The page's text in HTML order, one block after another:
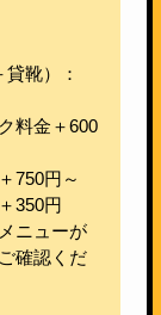
靴）：
料金＋600
750円～
350円
ニューが
確認くだ